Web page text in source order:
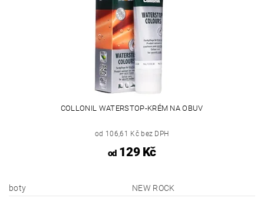
COLLONIL WATERSTOP-KRÉM NA OBUV
od 106,61 Kč bez DPH
od129 Kč
boty
NEW ROCK